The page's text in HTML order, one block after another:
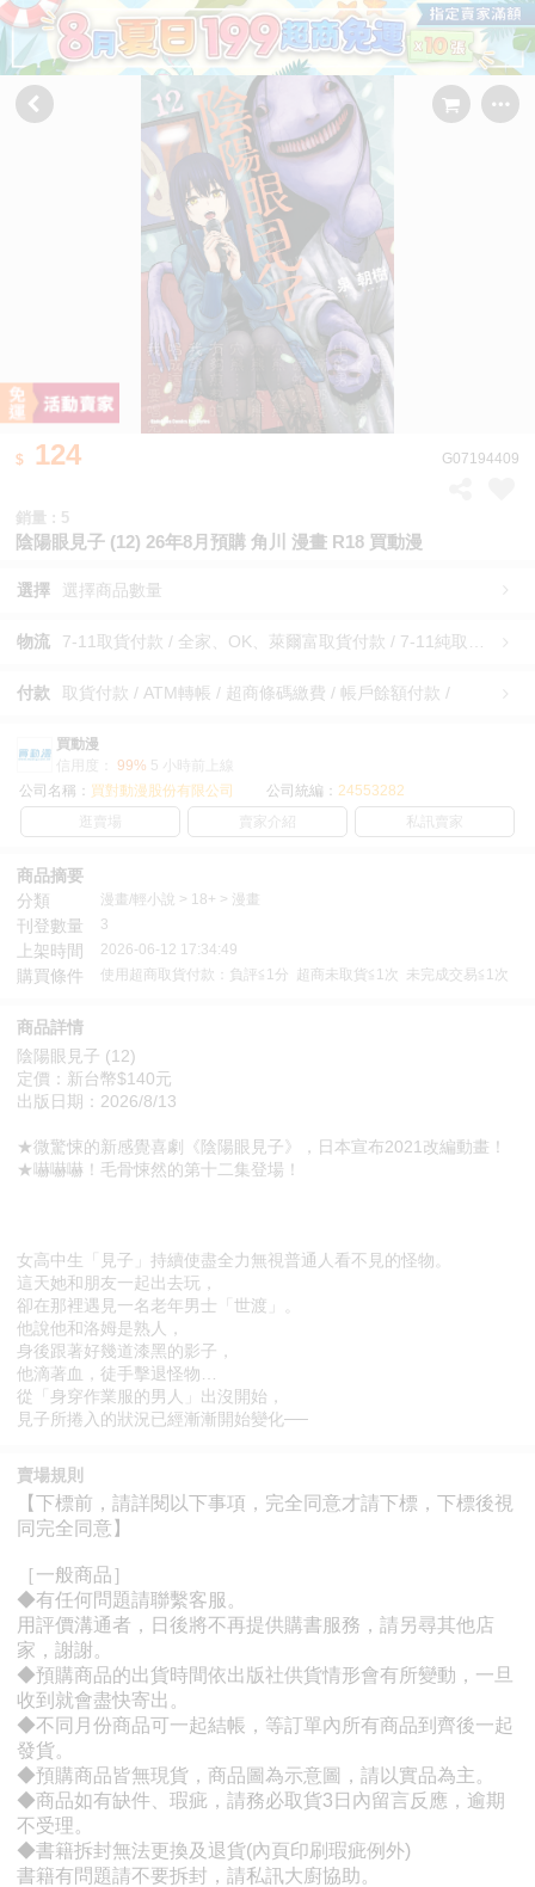
124 G07194409
銷量 : 5
陰陽眼見子 (12) 26年8月預購 角川 漫畫 R18 買動漫
選擇 選擇商品數量
物流
付款 取貨付款 / ATM轉帳 / 超商條碼繳費 / 帳戶餘額付款 /
買動漫
信用度：
99% 5 小時前上線
公司名稱： 買對動漫股份有限公司 公司統編： 24553282
逛賣場
賣家介紹 私訊賣家
商品摘要
分類
漫畫/輕小說 > 18+ > 漫畫
刊登數量 3
上架時間 2026-06-12 17:34:49
購買條件 使用超商取貨付款：負評≦1分 超商未取貨≦1次 未完成交易≦1次
商品詳情
陰陽眼見子 (12)
定價：新台幣$140元
出版日期：2026/8/13
★微驚悚的新感覺喜劇《陰陽眼見子》，日本宣布2021改編動畫！
★嚇嚇嚇！毛骨悚然的第十二集登場！
女高中生「見子」持續使盡全力無視普通人看不見的怪物。
這天她和朋友一起出去玩，
卻在那裡遇見一名老年男士「世渡」。
他說他和洛姆是熟人，
身後跟著好幾道漆黑的影子，
他滴著血，徒手擊退怪物…
從「身穿作業服的男人」出沒開始，
見子所捲入的狀況已經漸漸開始變化──
賣場規則